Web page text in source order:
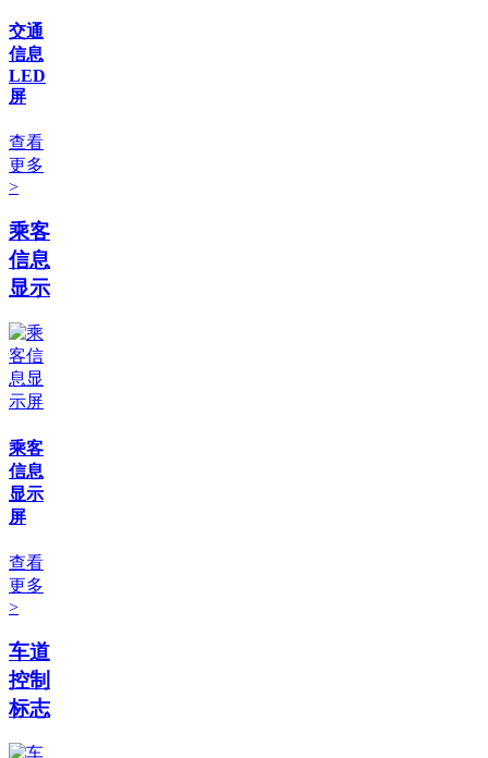
交通
信息
LED
屏
查看
更多
>
乘客
信息
显示
乘客
信息
显示
屏
查看
更多
>
车道
控制
标志